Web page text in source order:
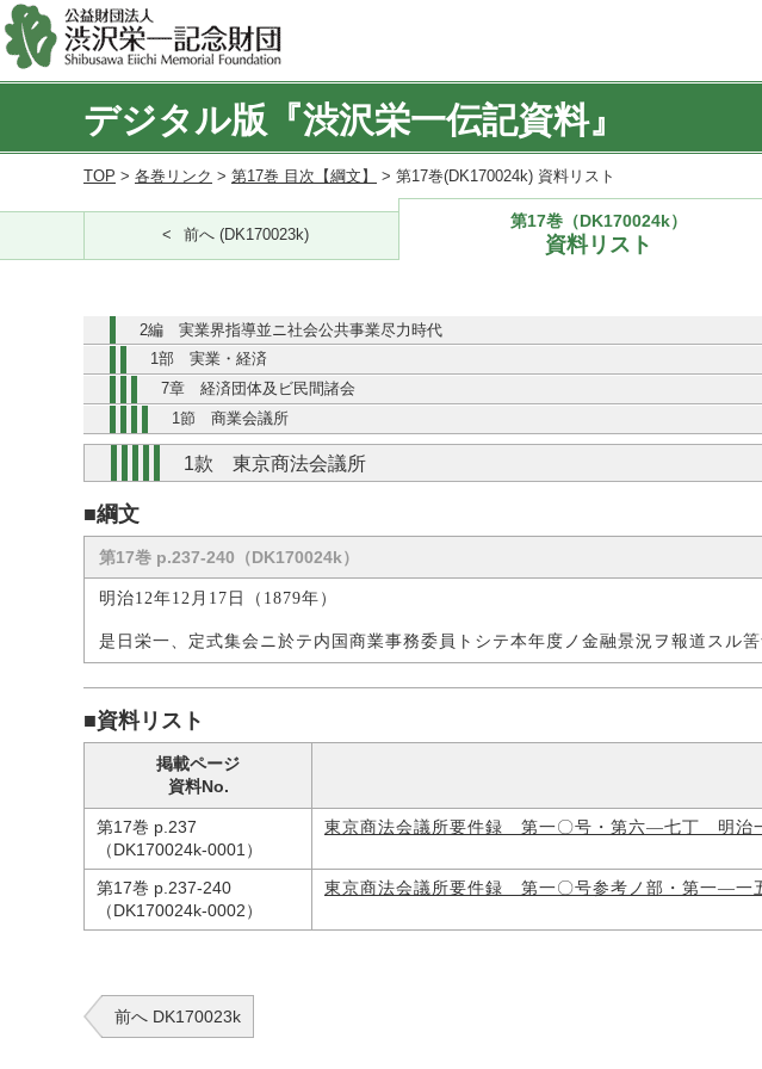
デジタル版『渋沢栄一伝記資料』
TOP > 各巻リンク > 第17巻 目次【綱文】 > 第17巻(DK170024k) 資料リスト
前へ (DK170023k)
第17巻（DK170024k）
資料リスト
2編 実業界指導並ニ社会公共事業尽力時代
1部 実業・経済
7章 経済団体及ビ民間諸会
1節 商業会議所
1款 東京商法会議所
■綱文
第17巻 p.237-240（DK170024k）
明治12年12月17日（1879年）
是日栄一、定式集会ニ於テ内国商業事務委員トシテ本年度ノ金融景況ヲ報道スル
■資料リスト
掲載ページ
資料No.
第17巻 p.237
（DK170024k-0001）
東京商法会議所要件録 第一〇号・第六―七丁 明治
第17巻 p.237-240
（DK170024k-0002）
東京商法会議所要件録 第一〇号参考ノ部・第一―一
前へ DK170023k